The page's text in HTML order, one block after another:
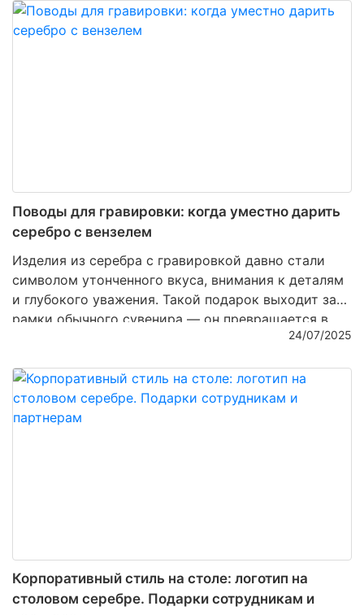
реликвии является серебро. Этот металл — не
только эстетически привлекателен, но и обладает
Поводы для гравировки: когда уместно дарить
серебро с вензелем
Изделия из серебра с гравировкой давно стали
символом утонченного вкуса, внимания к деталям
и глубокого уважения. Такой подарок выходит за
рамки обычного сувенира — он превращается в
вещь с историей, памятный артефакт, несущий
вензелем— изысканным узором из инициалов,
подчеркивающим индивидуальность получателя.
Ниже рассмотрим, по каким поводам дарить
24/07/2025
Корпоративный стиль на столе: логотип на
столовом серебре. Подарки сотрудникам и